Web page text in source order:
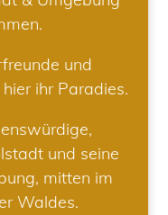
und
ihr Paradies.
und seine
mitten im
Waldes.